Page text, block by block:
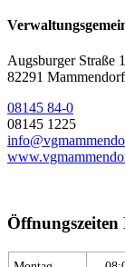
Augsburger Straße
82291 Mammendorf
08145 84-0
08145 1225